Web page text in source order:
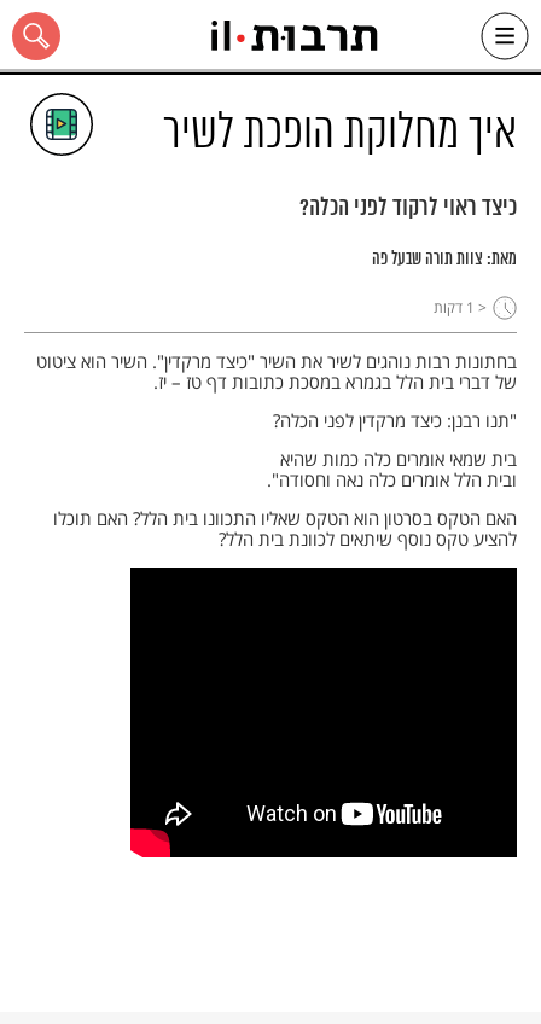
Skip
content
כל האתר
איך מחלוקת הופכת לשיר
כיצד ראוי לרקוד לפני הכלה?
מאת: צוות תורה שבעל פה
< 1 דקות
בחתונות רבות נוהגים לשיר את השיר "כיצד מרקדין". השיר הוא ציטוט
של דברי בית הלל בגמרא במסכת כתובות דף טז – יז.
"תנו רבנן: כיצד מרקדין לפני הכלה?
בית שמאי אומרים כלה כמות שהיא
ובית הלל אומרים כלה נאה וחסודה".
האם הטקס בסרטון הוא הטקס שאליו התכוונו בית הלל? האם תוכלו
להציע טקס נוסף שיתאים לכוונת בית הלל?